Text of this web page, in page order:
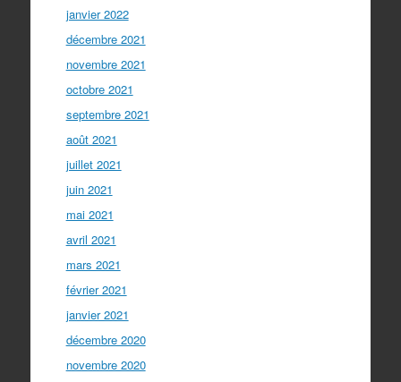
janvier 2022
décembre 2021
novembre 2021
octobre 2021
septembre 2021
août 2021
juillet 2021
juin 2021
mai 2021
avril 2021
mars 2021
février 2021
janvier 2021
décembre 2020
novembre 2020